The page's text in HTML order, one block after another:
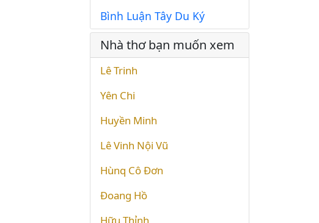
Bình Luận Tây Du Ký
Nhà thơ bạn muốn xem
Lê Trinh
Yên Chi
Huyền Minh
Lê Vinh Nội Vũ
Hùnq Cô Đơn
Đoang Hồ